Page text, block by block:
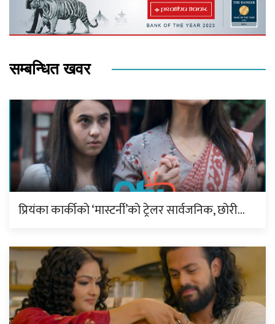
सम्बन्धित खवर
प्रियंका कार्कीको ‘मास्टर्नी’को ट्रेलर सार्वजनिक, छोरी…